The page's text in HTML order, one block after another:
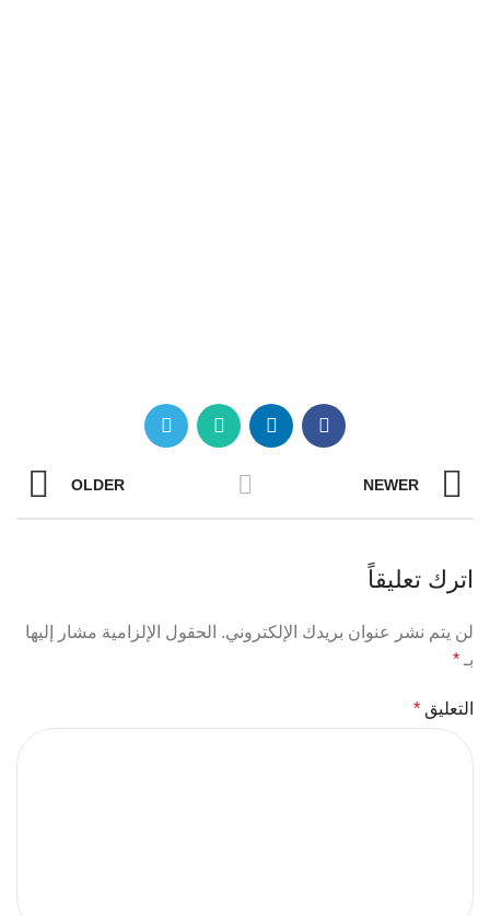
NEWER
OLDER
اترك تعليقاً
لن يتم نشر عنوان بريدك الإلكتروني. الحقول الإلزامية مشار إليها
بـ *
التعليق *